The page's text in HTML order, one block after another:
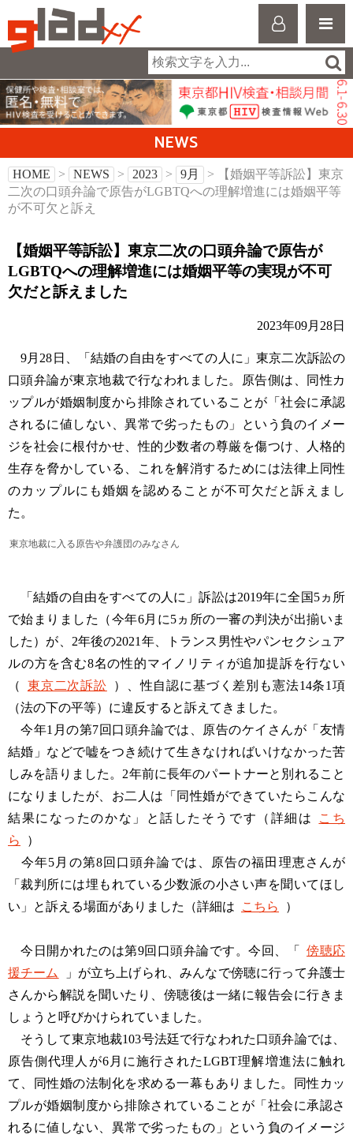
NEWS
HOME > NEWS > 2023 > 9月
> 【婚姻平等訴訟】東京
二次の口頭弁論で原告がLGBTQへの理解増進には婚姻平等
が不可欠と訴え
【婚姻平等訴訟】東京二次の口頭弁論で原告が
LGBTQへの理解増進には婚姻平等の実現が不可
欠だと訴えました
2023年09月28日
9月28日、「結婚の自由をすべての人に」東京二次訴訟の
口頭弁論が東京地裁で行なわれました。原告側は、同性カ
ップルが婚姻制度から排除されていることが「社会に承認
されるに値しない、異常で劣ったもの」という負のイメー
ジを社会に根付かせ、性的少数者の尊厳を傷つけ、人格的
生存を脅かしている、これを解消するためには法律上同性
のカップルにも婚姻を認めることが不可欠だと訴えまし
た。
東京地裁に入る原告や弁護団のみなさん
「結婚の自由をすべての人に」訴訟は2019年に全国5ヵ所
で始まりました（今年6月に5ヵ所の一審の判決が出揃いま
した）が、2年後の2021年、トランス男性やパンセクシュア
ルの方を含む8名の性的マイノリティが追加提訴を行ない
（
東京二次訴訟
）、性自認に基づく差別も憲法14条1項
（法の下の平等）に違反すると訴えてきました。
今年1月の第7回口頭弁論では、原告のケイさんが「友情
結婚」などで嘘をつき続けて生きなければいけなかった苦
しみを語りました。2年前に長年のパートナーと別れること
になりましたが、お二人は「同性婚ができていたらこんな
結果になったのかな」と話したそうです（詳細は
こち
ら
）
今年5月の第8回口頭弁論では、原告の福田理恵さんが
「裁判所には埋もれている少数派の小さい声を聞いてほし
い」と訴える場面がありました（詳細は
こちら ）
今日開かれたのは第9回口頭弁論です。今回、「
傍聴応
援チーム
」が立ち上げられ、みんなで傍聴に行って弁護士
さんから解説を聞いたり、傍聴後は一緒に報告会に行きま
しょうと呼びかけられていました。
そうして東京地裁103号法廷で行なわれた口頭弁論では、
原告側代理人が6月に施行されたLGBT理解増進法に触れ
て、同性婚の法制化を求める一幕もありました。同性カッ
プルが婚姻制度から排除されていることが「社会に承認さ
れるに値しない、異常で劣ったもの」という負のイメージ